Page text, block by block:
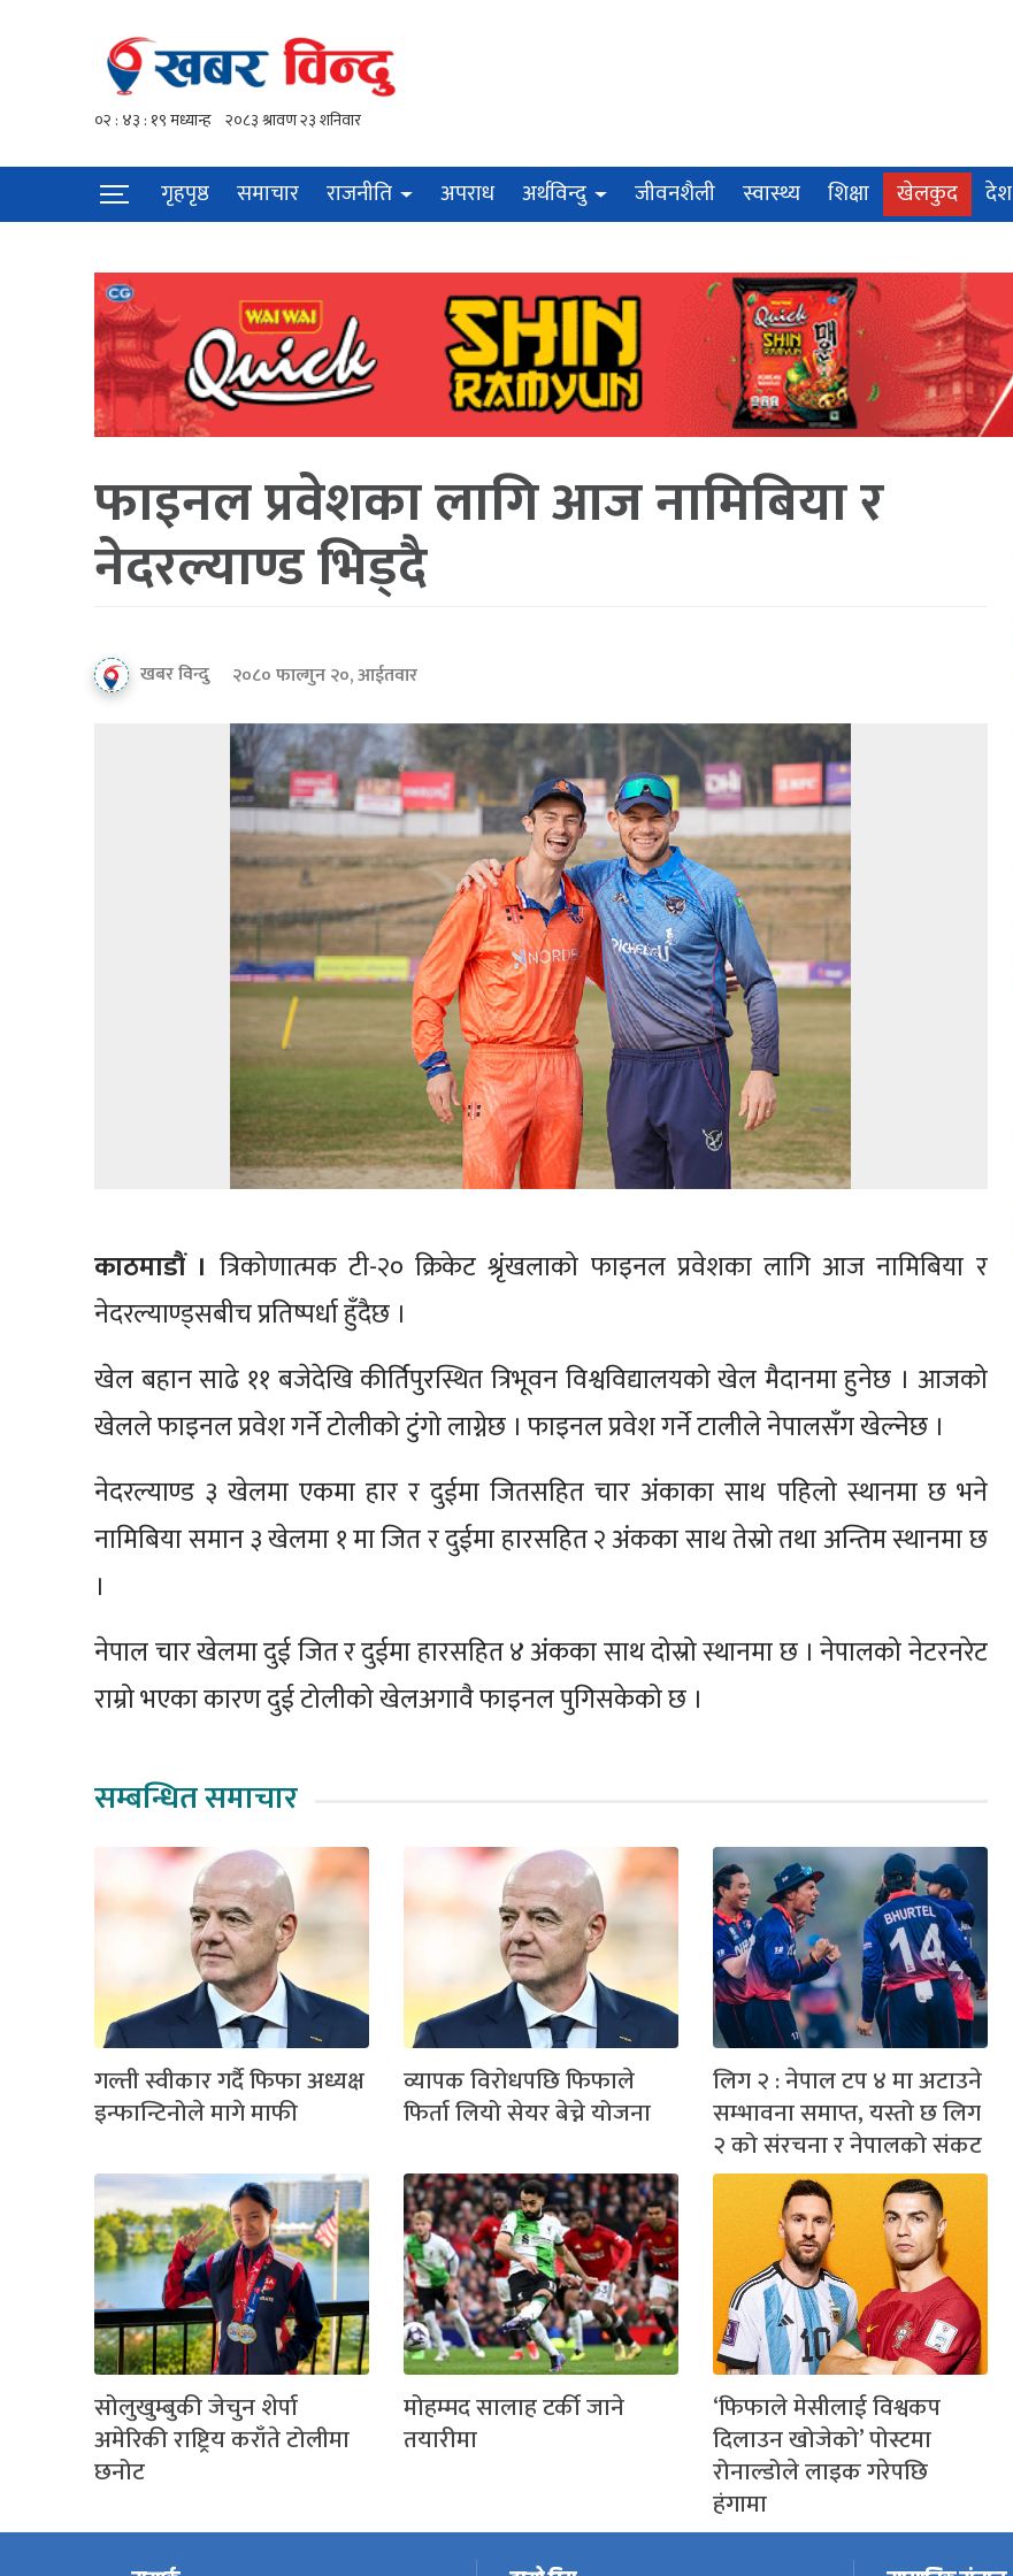
गृहपृष्ठ समाचार राजनीति अपराध अर्थविन्दु जीवनशैली स्वास्थ्य शिक्षा खेलकुद देश
फाइनल प्रवेशका लागि आज नामिबिया र
नेदरल्याण्ड भिड्दै
खबर विन्दु २०८० फाल्गुन २०, आईतवार
काठमाडौं । त्रिकोणात्मक टी-२० क्रिकेट श्रृंखलाको फाइनल प्रवेशका लागि आज नामिबिया र
नेदरल्याण्ड्सबीच प्रतिष्पर्धा हुँदैछ ।
खेल बहान साढे ११ बजेदेखि कीर्तिपुरस्थित त्रिभूवन विश्वविद्यालयको खेल मैदानमा हुनेछ । आजको
खेलले फाइनल प्रवेश गर्ने टोलीको टुंगो लाग्नेछ । फाइनल प्रवेश गर्ने टालीले नेपालसँग खेल्नेछ ।
नेदरल्याण्ड ३ खेलमा एकमा हार र दुईमा जितसहित चार अंकाका साथ पहिलो स्थानमा छ भने
नामिबिया समान ३ खेलमा १ मा जित र दुईमा हारसहित २ अंकका साथ तेस्रो तथा अन्तिम स्थानमा छ
।
नेपाल चार खेलमा दुई जित र दुईमा हारसहित ४ अंकका साथ दोस्रो स्थानमा छ । नेपालको नेटरनरेट
राम्रो भएका कारण दुई टोलीको खेलअगावै फाइनल पुगिसकेको छ ।
सम्बन्धित समाचार
गल्ती स्वीकार गर्दै फिफा अध्यक्ष
इन्फान्टिनोले मागे माफी
व्यापक विरोधपछि फिफाले
फिर्ता लियो सेयर बेच्ने योजना
लिग २ : नेपाल टप ४ मा अटाउने
सम्भावना समाप्त, यस्तो छ लिग
२ को संरचना र नेपालको संकट
सोलुखुम्बुकी जेचुन शेर्पा
अमेरिकी राष्ट्रिय कराँते टोलीमा
छनोट
मोहम्मद सालाह टर्की जाने
तयारीमा
‘फिफाले मेसीलाई विश्वकप
दिलाउन खोजेको’ पोस्टमा
रोनाल्डोले लाइक गरेपछि
हंगामा